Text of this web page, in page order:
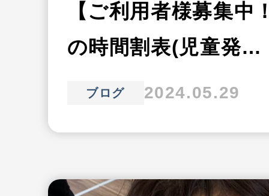
【ご利用者様募集中
の時間割表(児童発…
ブログ 2024.05.29